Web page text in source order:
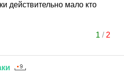
действительно мало кто
1 / 2